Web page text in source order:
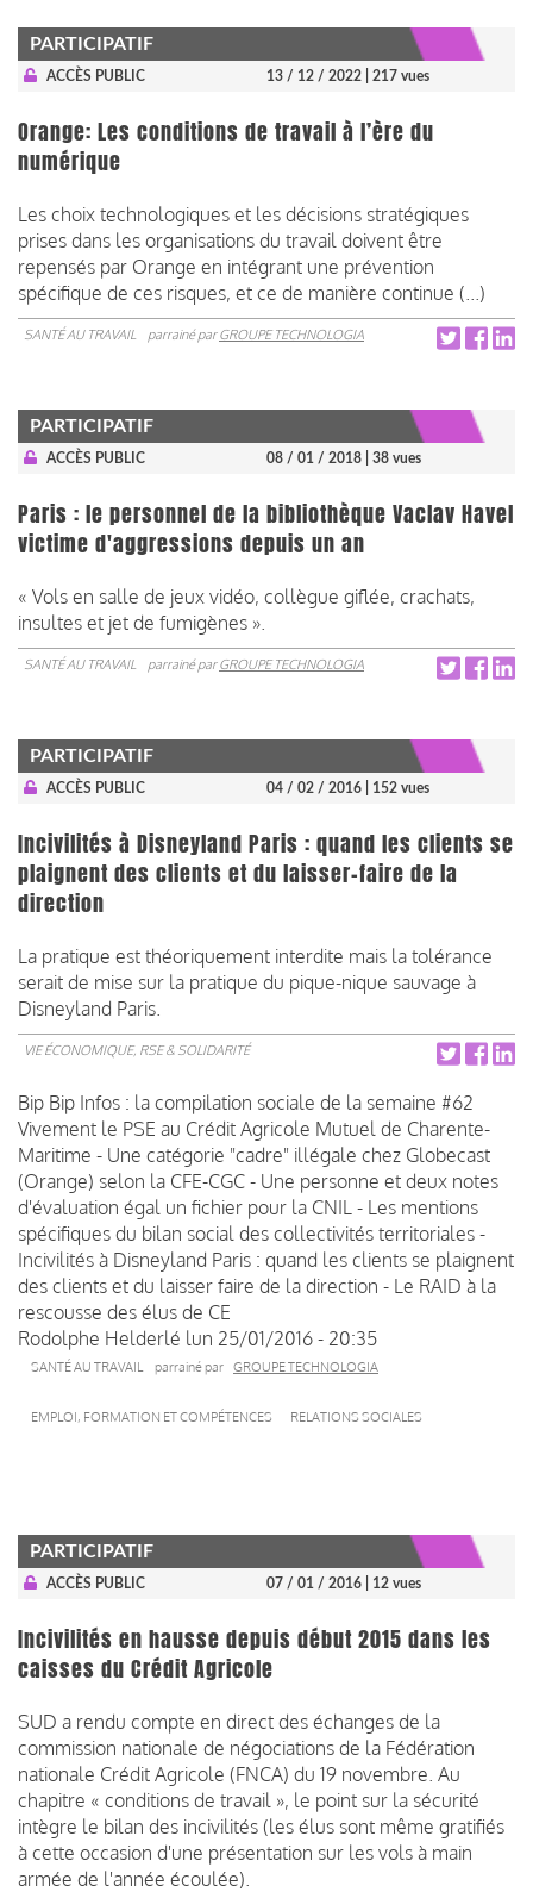
PARTICIPATIF
ACCÈS PUBLIC 13 / 12 / 2022 | 217 vues
Orange: Les conditions de travail à l’ère du
numérique
Les choix technologiques et les décisions stratégiques
prises dans les organisations du travail doivent être
repensés par Orange en intégrant une prévention
spécifique de ces risques, et ce de manière continue (...)
SANTÉ AU TRAVAIL parrainé parGROUPE TECHNOLOGIA
PARTICIPATIF
ACCÈS PUBLIC 08 / 01 / 2018 | 38 vues
Paris : le personnel de la bibliothèque Vaclav Havel
victime d'aggressions depuis un an
« Vols en salle de jeux vidéo, collègue giflée, crachats,
insultes et jet de fumigènes ».
SANTÉ AU TRAVAIL parrainé parGROUPE TECHNOLOGIA
PARTICIPATIF
ACCÈS PUBLIC 04 / 02 / 2016 | 152 vues
Incivilités à Disneyland Paris : quand les clients se
plaignent des clients et du laisser-faire de la
direction
La pratique est théoriquement interdite mais la tolérance
serait de mise sur la pratique du pique-nique sauvage à
Disneyland Paris.
VIE ÉCONOMIQUE, RSE & SOLIDARITÉ
Bip Bip Infos : la compilation sociale de la semaine #62
Vivement le PSE au Crédit Agricole Mutuel de Charente-
Maritime - Une catégorie "cadre" illégale chez Globecast
(Orange) selon la CFE-CGC - Une personne et deux notes
d'évaluation égal un fichier pour la CNIL - Les mentions
spécifiques du bilan social des collectivités territoriales -
Incivilités à Disneyland Paris : quand les clients se plaignent
des clients et du laisser faire de la direction - Le RAID à la
rescousse des élus de CE
Rodolphe Helderlé lun 25/01/2016 - 20:35
SANTÉ AU TRAVAIL parrainé par GROUPE TECHNOLOGIA
EMPLOI, FORMATION ET COMPÉTENCES RELATIONS SOCIALES
PARTICIPATIF
ACCÈS PUBLIC 07 / 01 / 2016 | 12 vues
Incivilités en hausse depuis début 2015 dans les
caisses du Crédit Agricole
SUD a rendu compte en direct des échanges de la
commission nationale de négociations de la Fédération
nationale Crédit Agricole (FNCA) du 19 novembre. Au
chapitre « conditions de travail », le point sur la sécurité
intègre le bilan des incivilités (les élus sont même gratifiés
à cette occasion d'une présentation sur les vols à main
armée de l'année écoulée).